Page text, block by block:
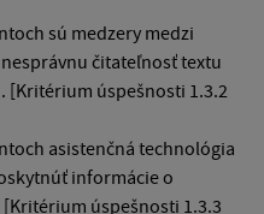
sú medzery medzi
čitateľnosť textu
[Kritérium úspešnosti 1.3.2
asistenčná technológia
informácie o
úspešnosti 1.3.3